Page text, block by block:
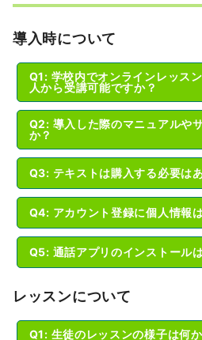
導入時について
Q1: 学校内でオンラインレッス
人から受講可能ですか？
Q2: 導入した際のマニュアルや
か？
Q3: テキストは購入する必要は
Q4: アカウント登録に個人情報
Q5: 通話アプリのインストール
レッスンについて
Q1: 生徒のレッスンの様子は何